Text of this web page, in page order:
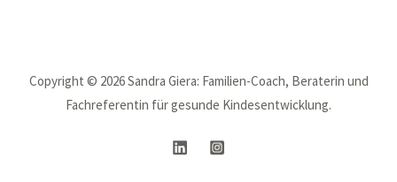
Copyright © 2026 Sandra Giera: Familien-Coach, Beraterin und
Fachreferentin für gesunde Kindesentwicklung.